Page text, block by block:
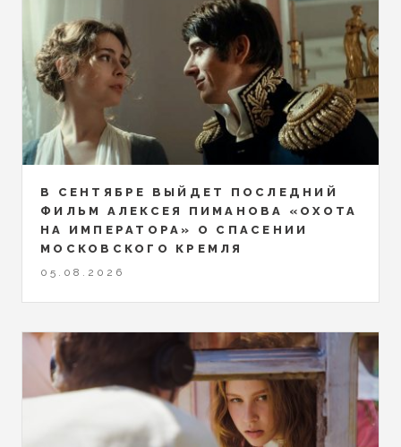
В СЕНТЯБРЕ ВЫЙДЕТ ПОСЛЕДНИЙ
ФИЛЬМ АЛЕКСЕЯ ПИМАНОВА «ОХОТА
НА ИМПЕРАТОРА» О СПАСЕНИИ
МОСКОВСКОГО КРЕМЛЯ
05.08.2026